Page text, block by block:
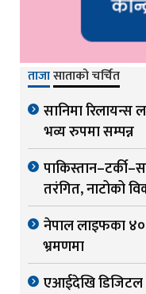
ताजासाताको चर्चित
सानिमा
भव्य रुपमा सम्पन्न
तरंगित, नाटोको
नेपाल लाइफका ४०
भ्रमणमा
एआईदेखि डिजिटल